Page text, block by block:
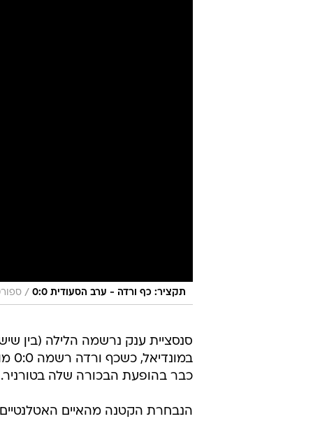
תקציר: כף ורדה - ערב הסעודית 0:0 /
סנסציית ענק נרשמה הלילה (בין
כבר בהופעת הבכורה שלה בטורניר.